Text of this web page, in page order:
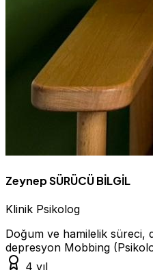
Zeynep SÜRÜCÜ BİLGİL
Klinik Psikolog
Doğum ve hamilelik süreci,
depresyon Mobbing
4 yıl